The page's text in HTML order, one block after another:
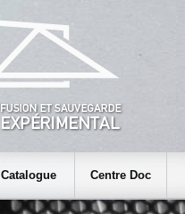
Catalogue Centre Doc